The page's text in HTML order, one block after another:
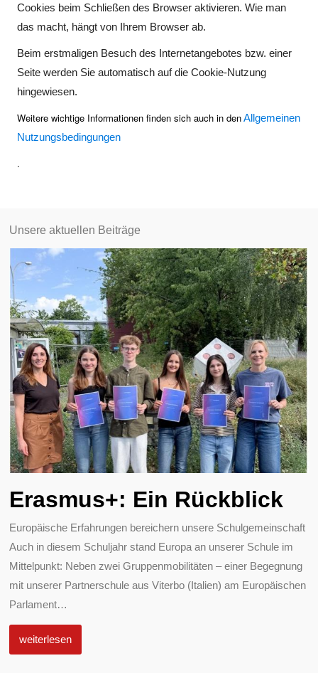
Cookies beim Schließen des Browser aktivieren. Wie man
das macht, hängt von Ihrem Browser ab.
Beim erstmaligen Besuch des Internetangebotes bzw. einer
Seite werden Sie automatisch auf die Cookie-Nutzung
hingewiesen.
Weitere wichtige Informationen finden sich auch in denAllgemeinen
Nutzungsbedingungen
.
Unsere aktuellen Beiträge
Erasmus+: Ein Rückblick
Europäische Erfahrungen bereichern unsere Schulgemeinschaft
Auch in diesem Schuljahr stand Europa an unserer Schule im
Mittelpunkt: Neben zwei Gruppenmobilitäten – einer Begegnung
mit unserer Partnerschule aus Viterbo (Italien) am Europäischen
Parlament…
weiterlesen